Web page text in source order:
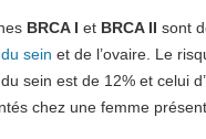
BRCA I et BRCA II sont
sein et de l’ovaire. Le
sein est de 12% et celui
chez une femme